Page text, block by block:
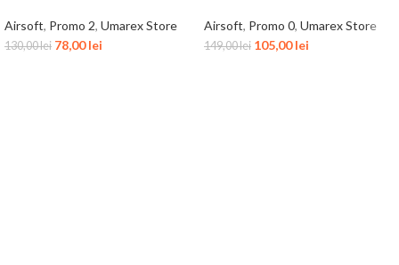
Airsoft, Promo 2, Umarex Store
130,00lei 78,00lei
Airsoft, Promo 0, Umarex Store
149,00lei 105,00lei